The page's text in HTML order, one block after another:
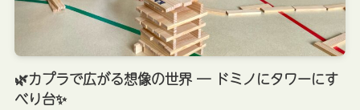
🌿カプラで広がる想像の世界 ― ドミノにタワーにす
べり台✨